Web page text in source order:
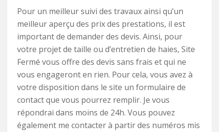
Pour un meilleur suivi des travaux ainsi qu’un
meilleur aperçu des prix des prestations, il est
important de demander des devis. Ainsi, pour
votre projet de taille ou d’entretien de haies, Site
Fermé vous offre des devis sans frais et qui ne
vous engageront en rien. Pour cela, vous avez à
votre disposition dans le site un formulaire de
contact que vous pourrez remplir. Je vous
répondrai dans moins de 24h. Vous pouvez
également me contacter à partir des numéros mis